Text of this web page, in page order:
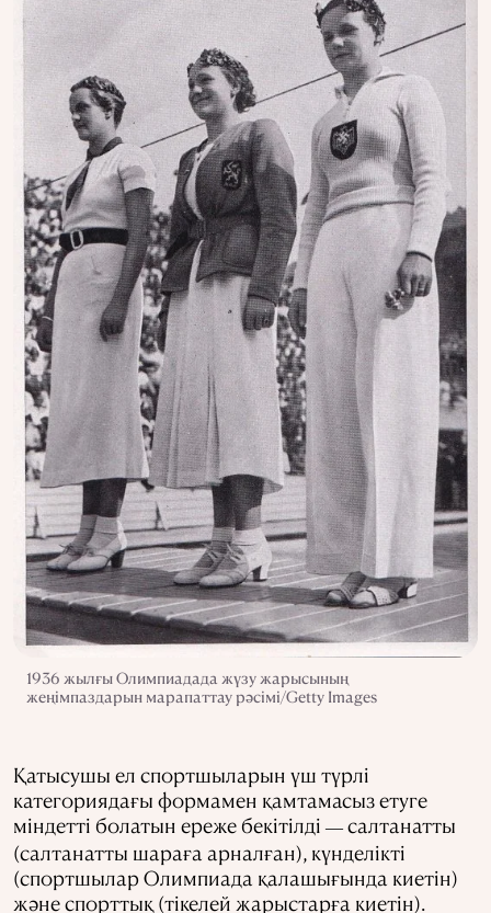
1936 жылғы Олимпиадада жүзу жарысының
жеңімпаздарын марапаттау рәсімі/Getty Images
Қатысушы ел спортшыларын үш түрлі
категориядағы формамен қамтамасыз етуге
міндетті болатын ереже бекітілді — салтанатты
(салтанатты шараға арналған), күнделікті
(спортшылар Олимпиада қалашығында киетін)
және спорттық (тікелей жарыстарға киетін).